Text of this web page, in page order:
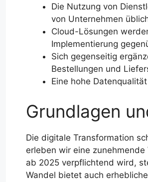
Die Nutzung von
von Unternehmen
Cloud-Lösungen
Implementierung
Sich gegenseitig
Bestellungen und
Eine hohe
Grundlagen
Die digitale Transformation
erleben wir eine
ab 2025 verpflichtend wird,
Wandel bietet auch